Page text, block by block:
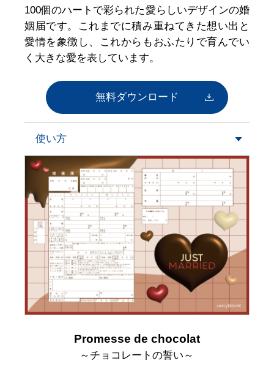
100個のハートで彩られた愛らしいデザインの婚
姻届です。これまでに積み重ねてきた想い出と
愛情を象徴し、これからもおふたりで育んでい
く大きな愛を表しています。
無料ダウンロード
使い方
Promesse de chocolat
～チョコレートの誓い～